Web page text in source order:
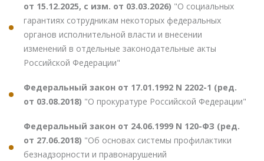
от 15.12.2025, с изм. от 03.03.2026) "О социальных
гарантиях сотрудникам некоторых федеральных
органов исполнительной власти и внесении
изменений в отдельные законодательные акты
Российской Федерации"
Федеральный закон от 17.01.1992 N 2202-1 (ред.
от 03.08.2018) "О прокуратуре Российской Федерации"
Федеральный закон от 24.06.1999 N 120-ФЗ (ред.
от 27.06.2018) "Об основах системы профилактики
безнадзорности и правонарушений